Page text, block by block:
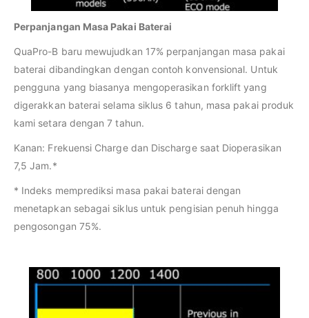
Perpanjangan Masa Pakai Baterai
QuaPro-B baru mewujudkan 17% perpanjangan masa pakai
baterai dibandingkan dengan contoh konvensional. Untuk
pengguna yang biasanya mengoperasikan forklift yang
digerakkan baterai selama siklus 6 tahun, masa pakai produk
kami setara dengan 7 tahun.
Kanan: Frekuensi Charge dan Discharge saat Dioperasikan
7,5 Jam.*
* Indeks memprediksi masa pakai baterai dengan
menetapkan sebagai siklus untuk pengisian penuh hingga
pengosongan 75%.